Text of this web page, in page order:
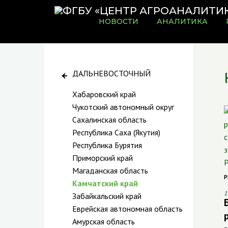
НОВОСТИ АНАЛИТИКА
ДАЛЬНЕВОСТОЧНЫЙ
Хабаровский край
Чукотский автономный округ
Сахалинская область
Республика Саха (Якутия)
Республика Бурятия
Приморский край
Магаданская область
Камчатский край
Забайкальский край
Еврейская автономная область
Амурская область